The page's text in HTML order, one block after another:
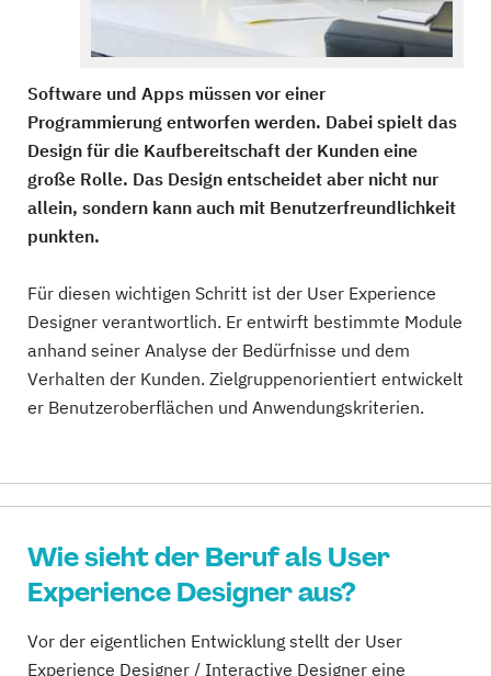
Software und Apps müssen vor einer
Programmierung entworfen werden. Dabei spielt das
Design für die Kaufbereitschaft der Kunden eine
große Rolle. Das Design entscheidet aber nicht nur
allein, sondern kann auch mit Benutzerfreundlichkeit
punkten.
Für diesen wichtigen Schritt ist der User Experience
Designer verantwortlich. Er entwirft bestimmte Module
anhand seiner Analyse der Bedürfnisse und dem
Verhalten der Kunden. Zielgruppenorientiert entwickelt
er Benutzeroberflächen und Anwendungskriterien.
Wie sieht der Beruf als User
Experience Designer aus?
Vor der eigentlichen Entwicklung stellt der User
Experience Designer / Interactive Designer eine